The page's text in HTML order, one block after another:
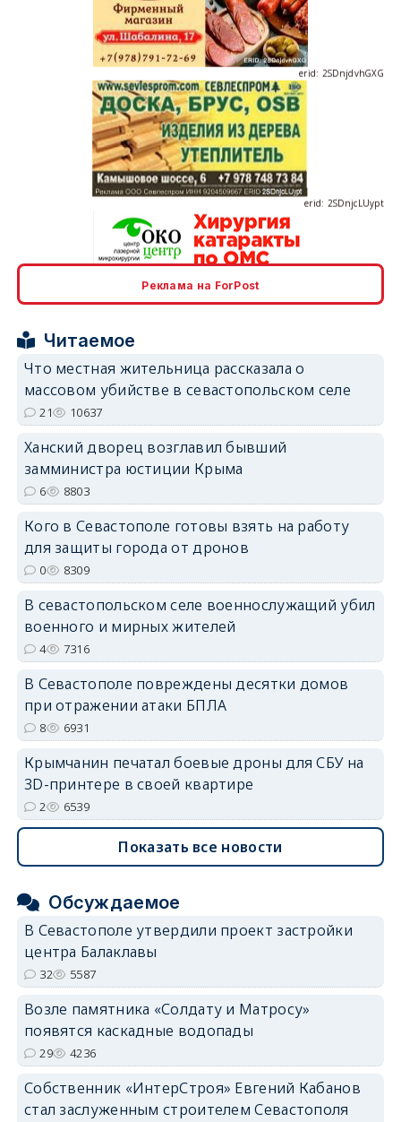
erid: 2SDnjdvhGXG
Реклама на ForPost
Читаемое
Что местная жительница рассказала о
массовом убийстве в севастопольском селе
21 10637
Ханский дворец возглавил бывший
замминистра юстиции Крыма
6 8803
Кого в Севастополе готовы взять на работу
для защиты города от дронов
0 8309
В севастопольском селе военнослужащий убил
военного и мирных жителей
4 7316
В Севастополе повреждены десятки домов
при отражении атаки БПЛА
8 6931
Крымчанин печатал боевые дроны для СБУ на
3D-принтере в своей квартире
2 6539
Показать все новости
Обсуждаемое
В Севастополе утвердили проект застройки
центра Балаклавы
32 5587
Возле памятника «Солдату и Матросу»
появятся каскадные водопады
29 4236
Собственник «ИнтерСтроя» Евгений Кабанов
стал заслуженным строителем Севастополя